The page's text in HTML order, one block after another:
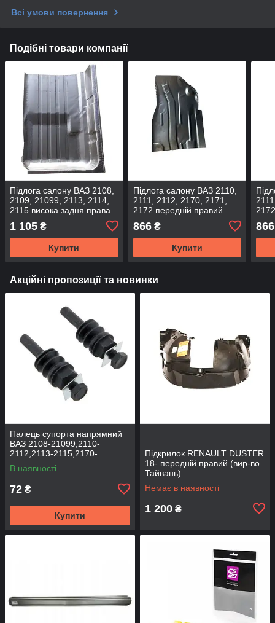
Всі умови повернення
Подібні товари компанії
Підлога салону ВАЗ 2108,
2109, 21099, 2113, 2114,
2115 висока задня права
1 105 ₴
Купити
Підлога салону ВАЗ 2110,
2111, 2112, 2170, 2171,
2172 передній правий
866₴
Купити
866
Акційні пропозиції та новинки
Палець супорта напрямний
ВАЗ 2108-21099,2110-
2112,2113-2115,2170-
2172,2190, 1117-1119 (к-т
2шт) (вир-во BEG-LINE)
В наявності
72 ₴
Купити
Підкрилок RENAULT DUSTER
18- передній правий (вир-во
Тайвань)
Немає в наявності
1 200 ₴